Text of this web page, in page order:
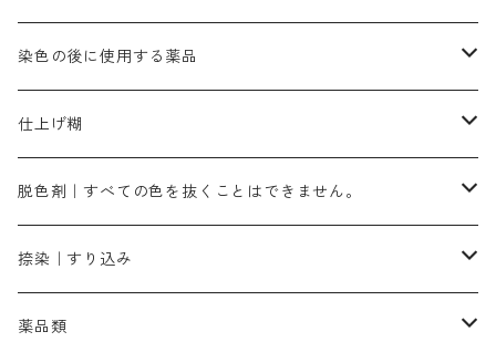
染料一覧ー100g入り
染料一覧ー500g入り
1kg
ピンクMB｜ピンク色
ローズMB｜鮮やかなピンク色）
スカイブルーMG｜緑みの空色
ターキスブルーHNG｜緑みの空色
グリーンMB｜緑色
ダークブロンMFB｜こげ茶色
ブロンHNR｜こげ茶色
黒色系
ブラックMK（赤みの黒色）
ブラックMG（青みの黒色）
白色系（定番の色合い）
ネオホワイトR
霧島産・晩秋茶｜黄金色（赤みの黄色）｜準備中
ローダミンB｜赤紫色｜マゼンダ色
摺込み刷毛（スリコミハケ）ー冬毛（柔らかいタイプ）
ローケツ用筆｜1本～販売
ローケツ用筆ー10%off｜20本セットお取り寄せ品
洋型紙（9番手｜中薄口、10番手｜中厚口）
有償サンプル品｜約20cm×27cm
洋型紙9番手｜中薄口｜約54cm×110cm
張木｜入荷待ち
伸子
型洗いブラシ
糊落とし剤｜ソルベンCA
濃染処理剤｜ソルバックスPS－900
染料の吸収促進剤
酢酸｜絹・羊毛・ナイロンに使用する
芒硝｜綿・麻の染色に使用する。
染料のムラ染め抑制剤（均染剤）
アゾリン200％｜綿・麻・絹・羊毛・ナイロンの染色
レオニールEHC｜反応染料用
染料の浸透剤
ソルバライトS-70｜各種繊維の浸し染めに使用可能
染料の定着向上剤
ライトフィックスAコンク｜綿・麻もしくは直接染料で染めた素材
アルカリ剤｜反応染料用
染色の後に使用する薬品
ソーピング剤｜未定着の染料を除去すること
ネオポールB－300｜反応染料のソーピング剤
仕上げ剤｜柔軟・平滑剤
白場汚染防止剤
仕上げ糊
カルボキシメチルセルロース（CMC）
海藻系
たんぱく質系
脱色剤｜すべての色を抜くことはできません。
脱色剤
全体脱色｜ハイドロサルファイトコンク
脱色助剤｜浸透・複色抑制剤
捺染｜すり込み
染料溶解剤｜染料の均一な浸透・吸着を補助する
薬品類